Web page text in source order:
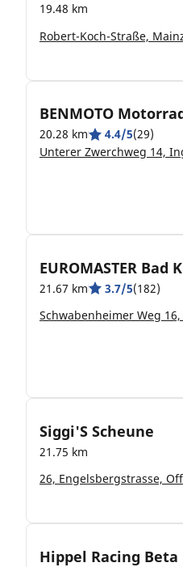
19.48 km
BENMOTO
20.28 km 4.4/5(29)
EUROMASTER Bad
21.67 km 3.7/5(182)
Siggi'S Scheune
21.75 km
26, Engelsbergstrasse,
Hippel Racing Beta